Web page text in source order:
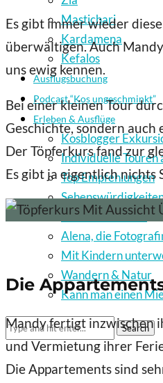
Mastichari
Kardamena
Kefalos
Ausflugsbuchung
Podcast “Kos ungeschminkt”
Erleben & Ausflüge
Kosblogger
Individuelle Touren
Top Empfehlungen
Hochzeit auf Kos
Alena, die
Mit Kindern
Wandern & Natur
Kann man einen
Search
Es gibt immer wieder
überwältigen. Auch
uns ewig kennen.
Bei einer kleinen Tour
Geschichte, sondern
Der Töpferkurs fand zur
Es gibt ja eigentlich nichts
Die
Mandy fertigt inzwischen
und Vermietung ihrer
Die Appartements sind